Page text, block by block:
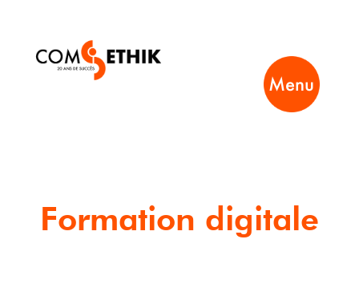
Menu
Formation digitale